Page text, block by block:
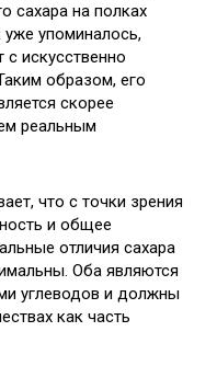
сахара на полках
уже упоминалось,
искусственно
образом, его
скорее
реальным
что с точки зрения
и общее
отличия сахара
Оба являются
углеводов и должны
как часть